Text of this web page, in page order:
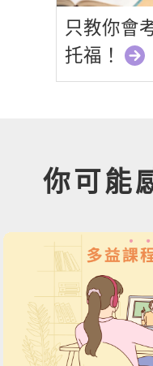
只教你會
托福！
你可能